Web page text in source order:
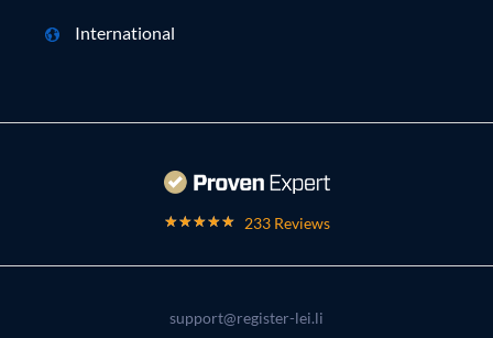
International
233 Reviews
support@register-lei.li